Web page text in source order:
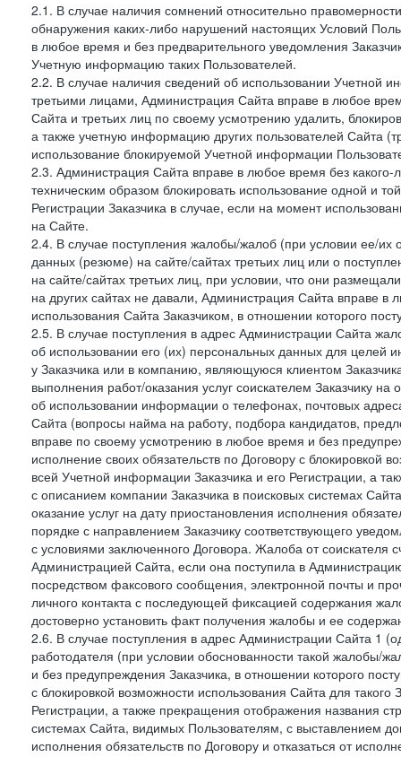
2.1. В случае наличия сомнений относительно
обнаружения каких-либо нарушений настоящих Условий
в любое время и без предварительного уведомления
Учетную информацию таких Пользователей.
2.2. В случае наличия сведений об использовании Учетной
третьими лицами, Администрация Сайта вправе в любое
Сайта и третьих лиц по своему усмотрению удалить,
а также учетную информацию других пользователей Сайта
использование блокируемой Учетной информации
2.3. Администрация Сайта вправе в любое время без
техническим образом блокировать использование одной и
Регистрации Заказчика в случае, если на момент
на Сайте.
2.4. В случае поступления жалобы/жалоб (при условии ее/их
данных (резюме) на сайте/сайтах третьих лиц или о
на сайте/сайтах третьих лиц, при условии, что они
на других сайтах не давали, Администрация Сайта вправе в
использования Сайта Заказчиком, в отношении которого
2.5. В случае поступления в адрес Администрации Сайта
об использовании его (их) персональных данных для целей
у Заказчика или в компанию, являющуюся клиентом
выполнения работ/оказания услуг соискателем Заказчику
об использовании информации о телефонах, почтовых
Сайта (вопросы найма на работу, подбора кандидатов,
вправе по своему усмотрению в любое время и без
исполнение своих обязательств по Договору с блокировкой
всей Учетной информации Заказчика и его Регистрации, а
с описанием компании Заказчика в поисковых системах
оказание услуг на дату приостановления исполнения
порядке с направлением Заказчику соответствующего
с условиями заключенного Договора. Жалоба от
Администрацией Сайта, если она поступила в
посредством факсового сообщения, электронной почты и
личного контакта с последующей фиксацией содержания
достоверно установить факт получения жалобы и ее
2.6. В случае поступления в адрес Администрации Сайта 1
работодателя (при условии обоснованности такой
и без предупреждения Заказчика, в отношении которого
с блокировкой возможности использования Сайта для
Регистрации, а также прекращения отображения названия
системах Сайта, видимых Пользователям, с выставлением
исполнения обязательств по Договору и отказаться от